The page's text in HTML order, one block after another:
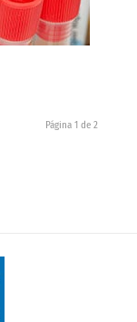
Página 1 de 2